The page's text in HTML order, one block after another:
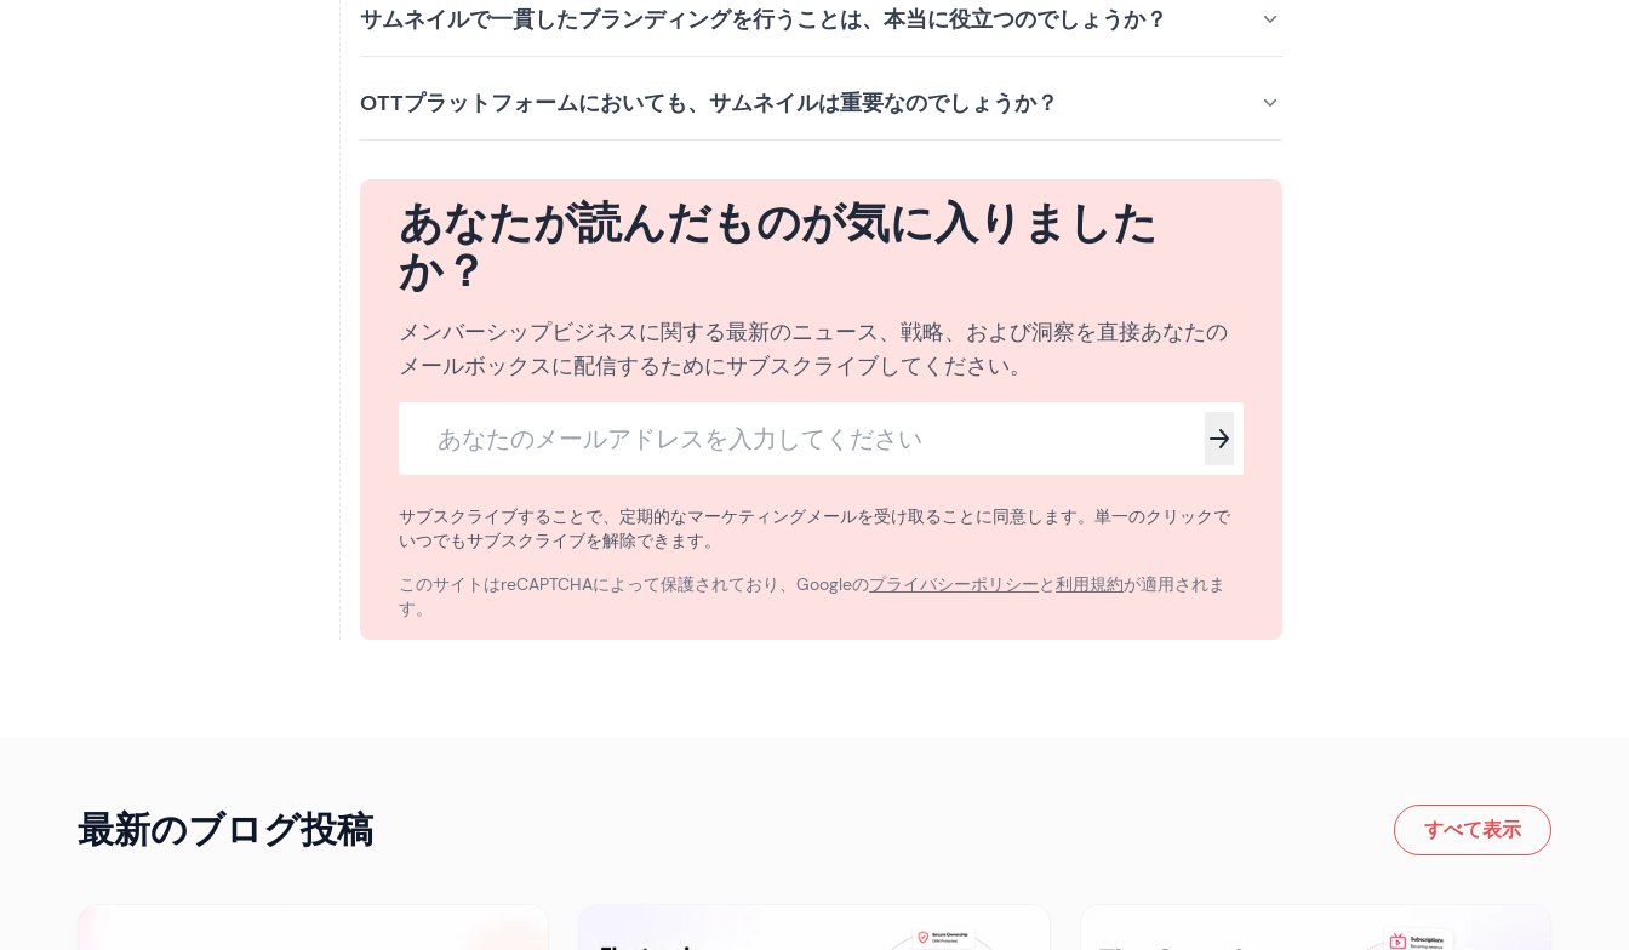
サムネイルで一貫したブランディングを行うことは、本当に役立つのでしょうか？
OTTプラットフォームにおいても、サムネイルは重要なのでしょうか？
あなたが読んだものが気に入りました
か？
メンバーシップビジネスに関する最新のニュース、戦略、および洞察を直接あなたの
メールボックスに配信するためにサブスクライブしてください。
サブスクライブすることで、定期的なマーケティングメールを受け取ることに同意します。単一のクリックで
いつでもサブスクライブを解除できます。
このサイトはreCAPTCHAによって保護されており、Googleのプライバシーポリシーと利用規約が適用されま
す。
最新のブログ投稿 すべて表示